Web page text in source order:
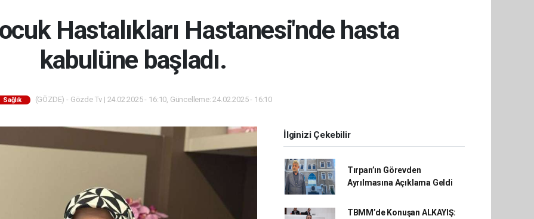
Hastalıkları Hastanesi'nde hasta
kabulüne başladı.
Sağlık (GÖZDE) - Gözde Tv | 24.02.2025 - 16:10, Güncelleme: 24.02.2025 - 16:10
İlginizi Çekebilir
Tırpan’ın Görevden
Ayrılmasına Açıklama Geldi
TBMM’de Konuşan ALKAYIŞ: